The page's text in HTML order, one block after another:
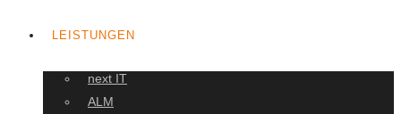
LEISTUNGEN
next IT
ALM